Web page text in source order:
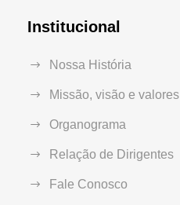
Institucional
Nossa História
Missão, visão e valores
Organograma
Relação de Dirigentes
Fale Conosco